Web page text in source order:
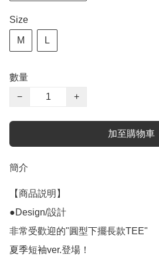
Size
M L
數量
−
+
加至購物車
簡介
【商品説明】
●Design/設計
非常受歡迎的"圓型下擺長款TEE"
夏季短袖ver.登場！